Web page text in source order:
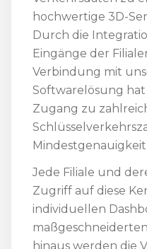
hochwertige 3D-
Durch die
Eingänge der
Verbindung mit
Softwarelösung
Zugang zu
Mindestgenauigkeit
Jede Filiale und
Zugriff auf diese
individuellen
hinaus werden die